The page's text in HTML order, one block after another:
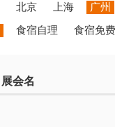
北京 上海 广州
食宿自理 食宿免费
展会名